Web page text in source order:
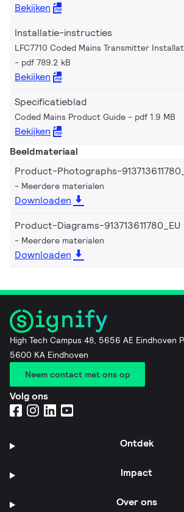
Bekijken
Installatie-instructies
LFC7710 Coded Mains Transmitter
pdf 789.2 kB
Bekijken
Specificatieblad
Coded Mains Product Guide pdf 1.9 MB
Bekijken
Beeldmateriaal
Product-Photographs-
Meerdere materialen
Downloaden
Product-Diagrams-913713611780_EU
Meerdere materialen
Downloaden
High Tech Campus 48, 5656 AE Eindhoven
5600 KA Eindhoven
Neem contact met ons op
Volg ons
Ontdek
Impact
Over ons